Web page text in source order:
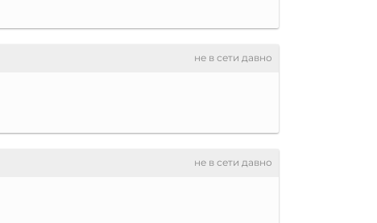
не в сети давно
не в сети давно